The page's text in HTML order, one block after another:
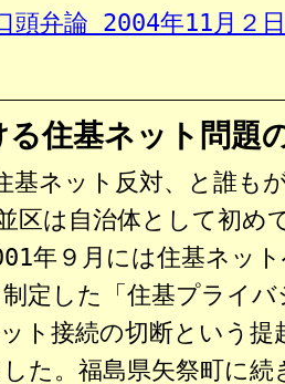
頭弁論 2004年11月２日
住基ネット問題
基ネット反対、と誰も
区は自治体として初め
年９月には住基ネッ
定した「住基プライ
ト接続の切断という提
た。福島県矢祭町に